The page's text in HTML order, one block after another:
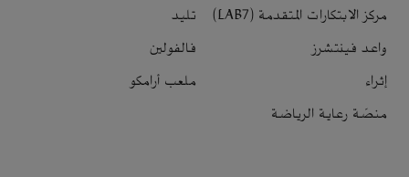
مركز الابتكارات المتقدمة (LAB7)
تليد
واعد فينتشرز
فالفولين
إثراء
ملعب أرامكو
منصّة رعاية الرياضة